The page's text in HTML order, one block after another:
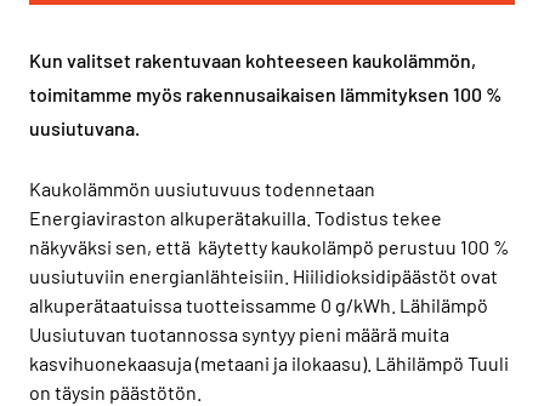
Kun valitset rakentuvaan kohteeseen kaukolämmön,
toimitamme myös rakennusaikaisen lämmityksen 100 %
uusiutuvana.
Kaukolämmön uusiutuvuus todennetaan
Energiaviraston alkuperätakuilla. Todistus tekee
näkyväksi sen, että käytetty kaukolämpö perustuu 100 %
uusiutuviin energianlähteisiin. Hiilidioksidipäästöt ovat
alkuperätaatuissa tuotteissamme 0 g/kWh. Lähilämpö
Uusiutuvan tuotannossa syntyy pieni määrä muita
kasvihuonekaasuja (metaani ja ilokaasu). Lähilämpö Tuuli
on täysin päästötön.